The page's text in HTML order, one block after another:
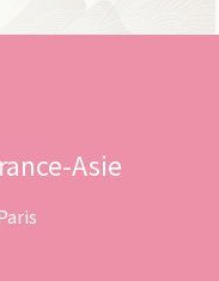
Asie